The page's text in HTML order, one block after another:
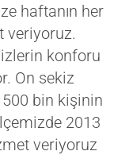
haftanın her
veriyoruz.
konforu
On sekiz
bin kişinin
2013
veriyoruz